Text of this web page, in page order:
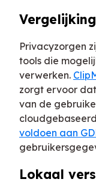
Privacyzorgen
tools die
verwerken.
zorgt ervoor
van de
voldoen aan
Lokaal